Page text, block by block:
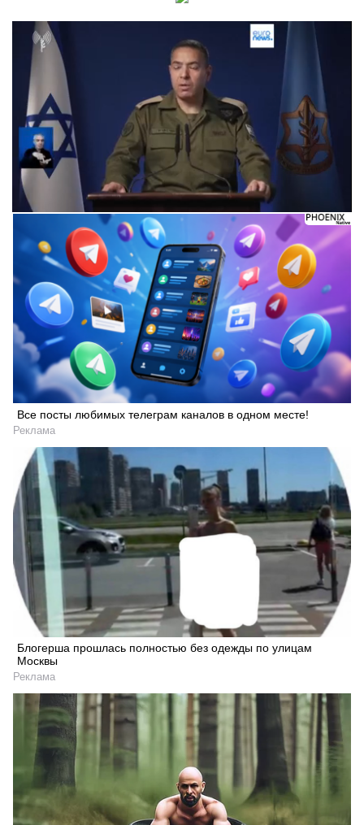
Все посты любимых телеграм каналов в одном месте!
Реклама
Блогерша прошлась полностью без одежды по улицам
Москвы
Реклама